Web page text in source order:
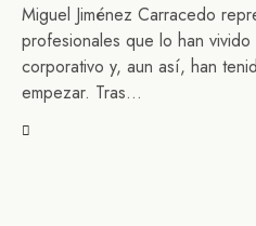
Miguel Jiménez Carracedo
profesionales que lo han
corporativo y, aun así, han
empezar. Tras…